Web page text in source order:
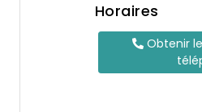
Horaires
Obtenir